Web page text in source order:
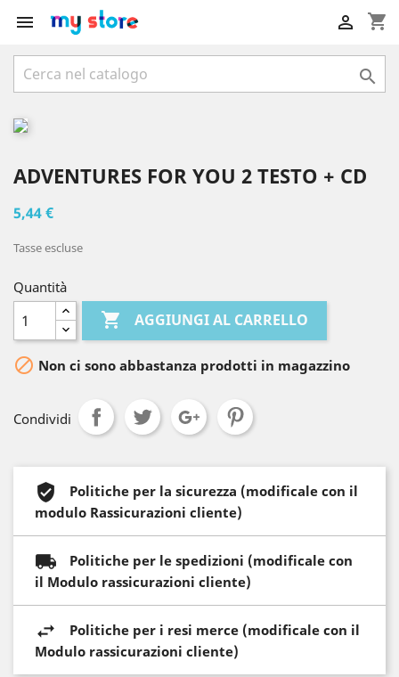
 shopping_cart


ADVENTURES FOR YOU 2 TESTO + CD
5,44 €
Tasse escluse
Quantità
 AGGIUNGI AL CARRELLO
 Non ci sono abbastanza prodotti in magazzino
Condividi
Politiche per la sicurezza (modificale con il
modulo Rassicurazioni cliente)
Politiche per le spedizioni (modificale con
il Modulo rassicurazioni cliente)
Politiche per i resi merce (modificale con il
Modulo rassicurazioni cliente)